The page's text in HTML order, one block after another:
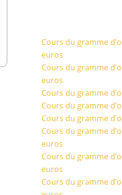
Cours du gramme
euros
Cours du gramme
euros
Cours du gramme
Cours du gramme
Cours du gramme
Cours du gramme
euros
Cours du gramme
euros
Cours du gramme